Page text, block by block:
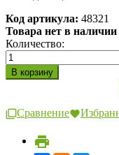
Код артикула: 48321
Товара нет в наличии
Количество:
Сравнение